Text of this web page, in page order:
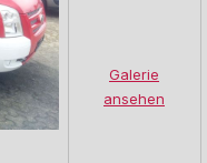
Galerie
ansehen